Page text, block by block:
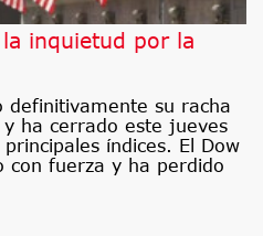
inquietud por la
definitivamente su racha
ha cerrado este jueves
índices. El Dow
con fuerza y ha perdido